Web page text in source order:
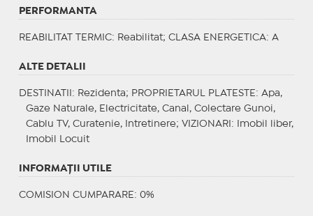
PERFORMANTA
REABILITAT TERMIC: Reabilitat; CLASA ENERGETICA: A
ALTE DETALII
DESTINATII : Rezidenta; PROPRIETARUL PLATESTE : Apa,
Gaze Naturale, Electricitate, Canal, Colectare Gunoi,
Cablu TV, Curatenie, Intretinere; VIZIONARI : Imobil liber,
Imobil Locuit
INFORMAŢII UTILE
COMISION CUMPARARE: 0%